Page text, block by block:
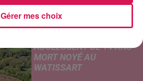
et changeant concerne nos
secteurs ce lundi 3 août. Entre
des températures élevées
d'averses orageuses...
ADOLESCENT DE 14 ANS
MORT NOYÉ AU
WATISSART
Gérer mes choix